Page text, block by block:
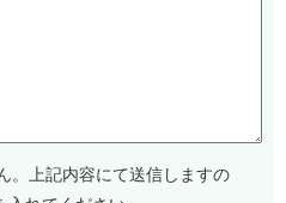
。上記内容にて送信しますの